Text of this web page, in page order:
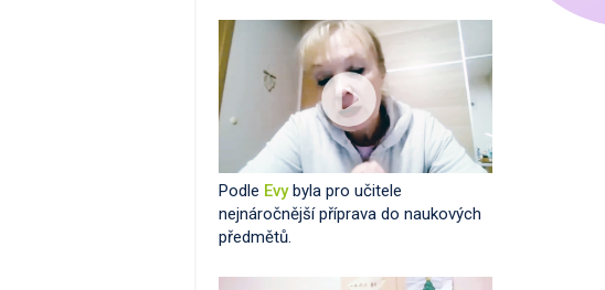
Podle Evybyla pro učitele
nejnáročnější příprava do naukových
předmětů.